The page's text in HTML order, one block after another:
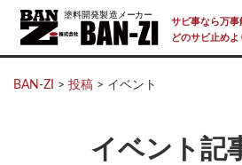
サビ事なら万事
どのサビ止めよ
BAN-ZI > 投稿 > イベント
イベント記